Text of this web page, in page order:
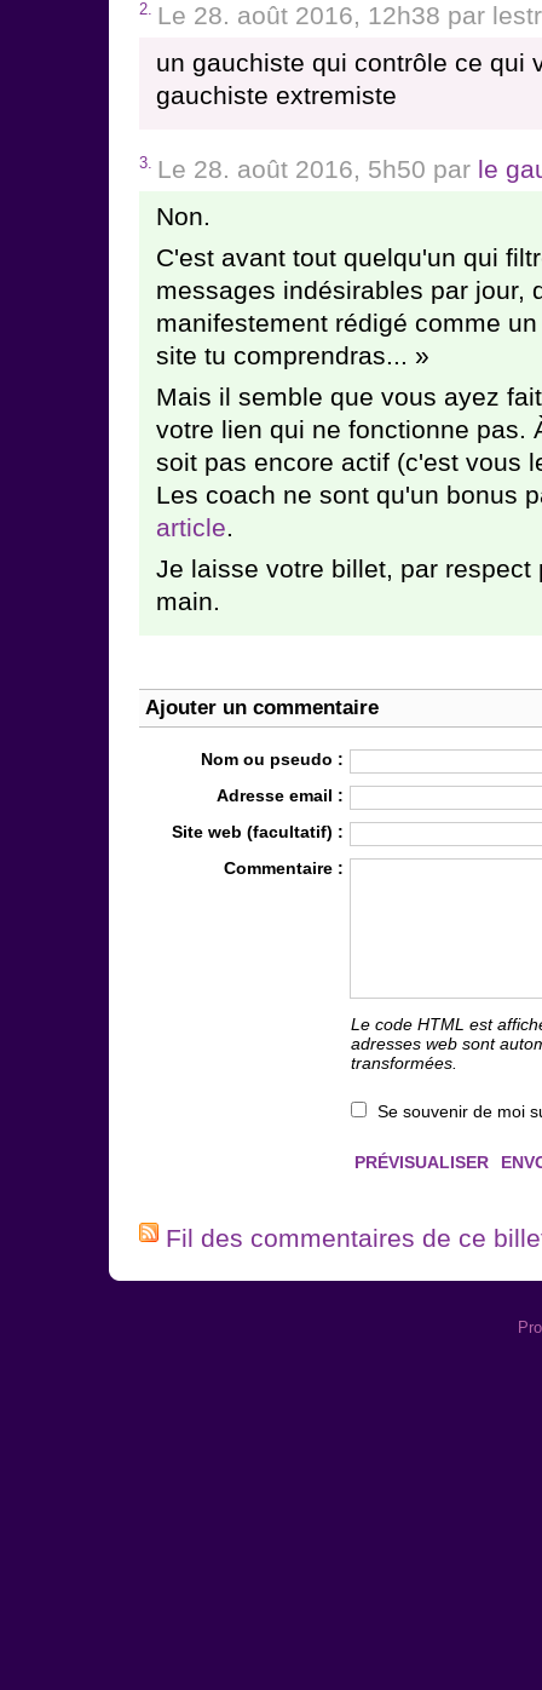
2. Le 28. août 2016, 12h38 par
un gauchiste qui contrôle ce qui
gauchiste extremiste
3. Le 28. août 2016, 5h50 par le
Non.
C'est avant tout quelqu'un qui
messages indésirables par jour,
manifestement rédigé comme
site tu comprendras... »
Mais il semble que vous ayez
votre lien qui ne fonctionne pas.
soit pas encore actif (c'est vous
Les coach ne sont qu'un bonus
article.
Je laisse votre billet, par respect
main.
Ajouter un commentaire
Nom ou pseudo :
Adresse email :
Site web (facultatif) :
Commentaire :
Le code HTML est
adresses web sont
transformées.
Se souvenir de moi
Fil des commentaires de ce